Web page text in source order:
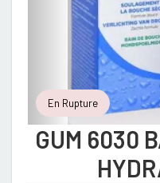
En Rupture
GUM 6030